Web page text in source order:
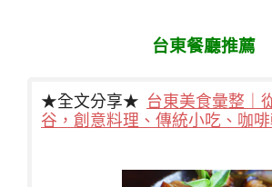
台東餐廳推薦
★全文分享★ 台東美食彙整｜
谷，創意料理、傳統小吃、咖